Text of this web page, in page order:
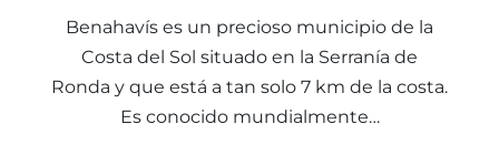
Benahavís es un precioso municipio de la
Costa del Sol situado en la Serranía de
Ronda y que está a tan solo 7 km de la costa.
Es conocido mundialmente…